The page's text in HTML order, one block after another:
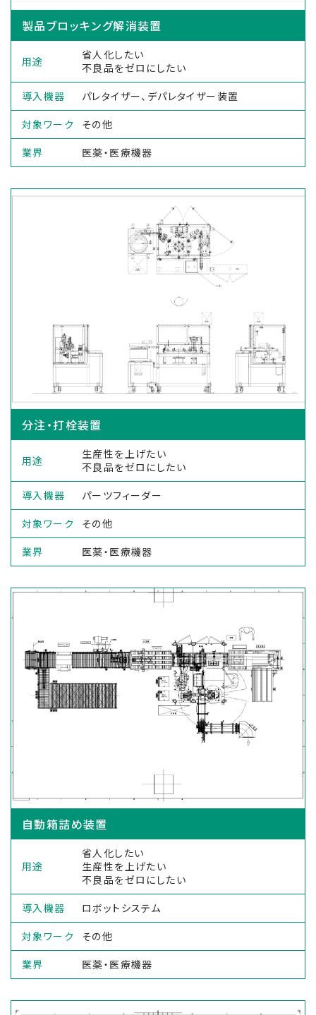
製品ブロッキング解消装置
用途
省人化したい
不良品をゼロにしたい
導入機器
パレタイザー、デパレタイザー装置
対象ワーク
その他
業界
医薬・医療機器
分注・打栓装置
用途
生産性を上げたい
不良品をゼロにしたい
導入機器
パーツフィーダー
対象ワーク
その他
業界
医薬・医療機器
自動箱詰め装置
用途
省人化したい
生産性を上げたい
不良品をゼロにしたい
導入機器
ロボットシステム
対象ワーク
その他
業界
医薬・医療機器